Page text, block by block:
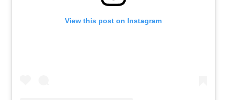
View this post on Instagram